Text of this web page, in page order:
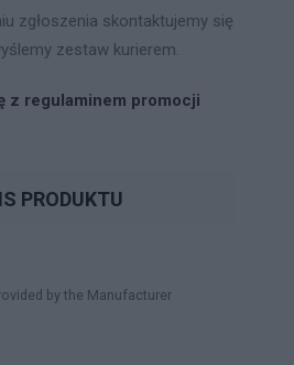
zgłoszenia skontaktujemy się
zestaw kurierem.
z regulaminem promocji
PRODUKTU
by the Manufacturer